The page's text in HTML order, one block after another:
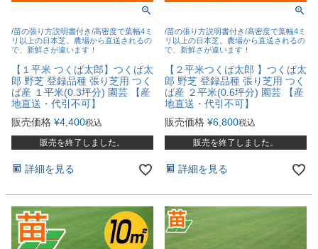
/苗の張り方説明書付き/高密度で葉幅4ミ
リ以上の日本芝。農場から直送されるの
で、新鮮さが違います！
【１平米 つくば太郎】つくば太
郎 野芝 登録品種 張り芝用 つく
ば産 １平米(0.3坪分) 園芸 【産
地直送・代引不可】
販売価格 ¥4,400税込
販売を終了しました。
詳細を見る
/苗の張り方説明書付き/高密度で葉幅4ミ
リ以上の日本芝。農場から直送されるの
で、新鮮さが違います！
【２平米つくば太郎 】つくば太
郎 野芝 登録品種 張り芝用 つく
ば産 ２平米(0.6坪分) 園芸 【産
地直送・代引不可】
販売価格 ¥6,800税込
販売を終了しました。
詳細を見る